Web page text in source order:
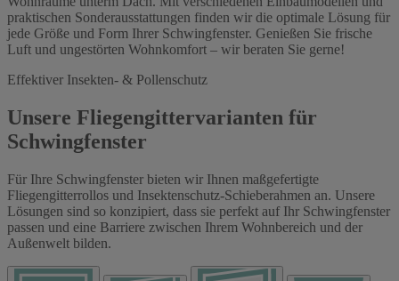
praktischen Sonderausstattungen finden wir die optimale Lösung für
jede Größe und Form Ihrer Schwingfenster. Genießen Sie frische
Luft und ungestörten Wohnkomfort – wir beraten Sie gerne!
Effektiver Insekten- & Pollenschutz
Unsere Fliegengittervarianten für
Schwingfenster
Für Ihre Schwingfenster bieten wir Ihnen maßgefertigte
Fliegengitterrollos und Insektenschutz-Schieberahmen an. Unsere
Lösungen sind so konzipiert, dass sie perfekt auf Ihr Schwingfenster
passen und eine Barriere zwischen Ihrem Wohnbereich und der
Außenwelt bilden.